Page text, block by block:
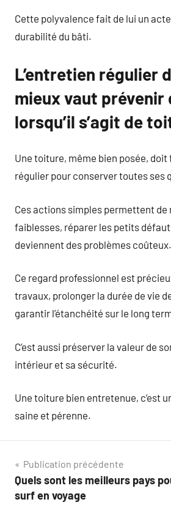
Cette polyvalence fait de lui un
durabilité du bâti.
L’entretien régulier
mieux vaut prévenir
lorsqu’il s’agit de
Une toiture, même bien posée, doit
régulier pour conserver toutes ses
Ces actions simples permettent de
faiblesses, réparer les petits
deviennent des problèmes coûteux.
Ce regard professionnel est
travaux, prolonger la durée de vie
garantir l’étanchéité sur le long
C’est aussi préserver la valeur de
intérieur et sa sécurité.
Une toiture bien entretenue, c’est
saine et pérenne.
Navigation
de
Publication précédente
Quels sont les meilleurs pays
surf en voyage